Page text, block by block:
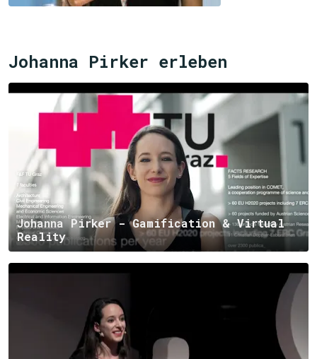
Johanna Pirker erleben
Johanna Pirker - Gamification & Virtual
Reality